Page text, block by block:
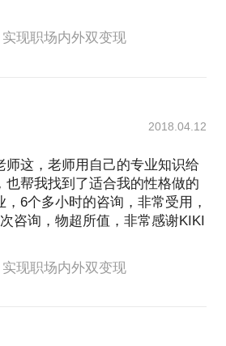
现职场内外双变现
2018.04.12
师这，老师用自己的专业知识给
也帮我找到了适合我的性格做的
6个多小时的咨询，非常受用，
咨询，物超所值，非常感谢KIKI
现职场内外双变现